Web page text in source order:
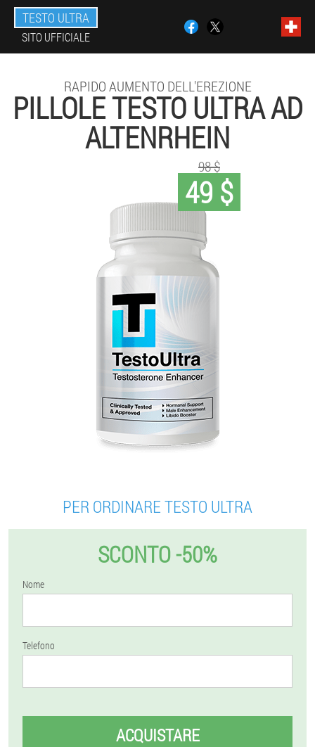
TESTO ULTRA
SITO UFFICIALE
RAPIDO AUMENTO DELL'EREZIONE
PILLOLE TESTO ULTRA AD
ALTENRHEIN
49 $
98 $
PER ORDINARE TESTO ULTRA
SCONTO -50%
Nome
Telefono
ACQUISTARE